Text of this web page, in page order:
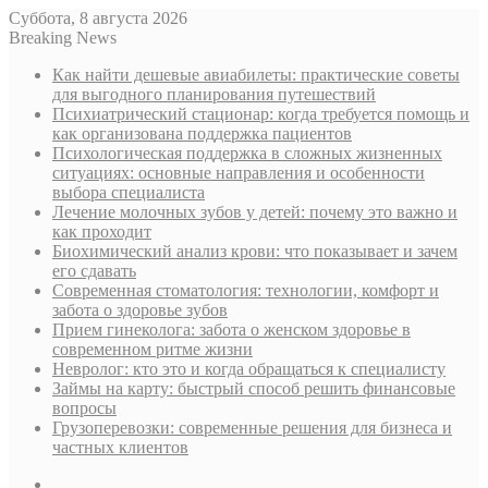
Суббота, 8 августа 2026
Breaking News
Как найти дешевые авиабилеты: практические советы
для выгодного планирования путешествий
Психиатрический стационар: когда требуется помощь и
как организована поддержка пациентов
Психологическая поддержка в сложных жизненных
ситуациях: основные направления и особенности
выбора специалиста
Лечение молочных зубов у детей: почему это важно и
как проходит
Биохимический анализ крови: что показывает и зачем
его сдавать
Современная стоматология: технологии, комфорт и
забота о здоровье зубов
Прием гинеколога: забота о женском здоровье в
современном ритме жизни
Невролог: кто это и когда обращаться к специалисту
Займы на карту: быстрый способ решить финансовые
вопросы
Грузоперевозки: современные решения для бизнеса и
частных клиентов